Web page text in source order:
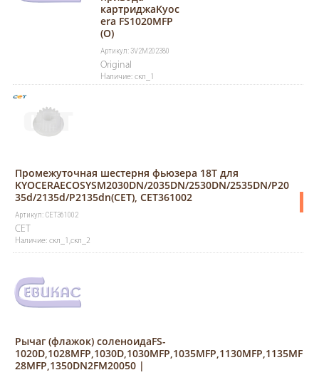
картриджаKyoc
era FS1020MFP
(O)
Артикул: 3V2M202380
Original
Наличие: скл_1
Промежуточная шестерня фьюзера 18T для
KYOCERAECOSYSM2030DN/2035DN/2530DN/2535DN/P20
35d/2135d/P2135dn(CET), CET361002
Артикул: CET361002
CET
Наличие: скл_1,скл_2
Рычаг (флажок) соленоидаFS-
28MFP,1350DN2FM20050 |